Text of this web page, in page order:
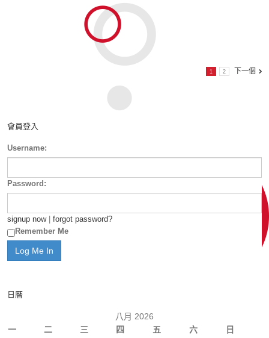
1 2 下一個
會員登入
Username:
Password:
signup now| forgot password?
Remember Me
日曆
八月 2026
一
二 三 四 五 六 日